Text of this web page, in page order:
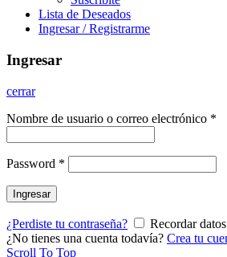
Lista de Deseados
Ingresar / Registrarme
Ingresar
cerrar
Nombre de usuario o correo electrónico *
Password *
Ingresar
¿Perdiste tu contraseña?
Recordar
¿No tienes una cuenta todavía? Crea tu
Scroll To Top